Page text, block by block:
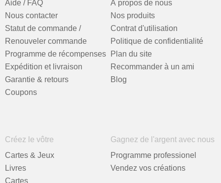
Aide / FAQ
Nous contacter
Statut de commande /
Renouveler commande
Programme de récompenses
Expédition et livraison
Garantie & retours
Coupons
À propos de nous
Nos produits
Contrat d'utilisation
Politique de confidentialité
Plan du site
Recommander à un ami
Blog
Créez le vôtre
Cartes & Jeux
Livres
Cartes
Gagnez de l'argent avec nous
Programme professionel
Vendez vos créations